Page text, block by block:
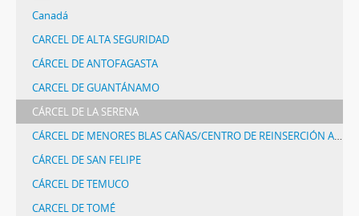
Canadá
CARCEL DE ALTA SEGURIDAD
CÁRCEL DE ANTOFAGASTA
CARCEL DE GUANTÁNAMO
CÁRCEL DE LA SERENA
CÁRCEL DE MENORES BLAS CAÑAS/CENTRO DE REINSERCIÓN ABIERTO MANUEL RODRÍGUEZ
CÁRCEL DE SAN FELIPE
CÁRCEL DE TEMUCO
CARCEL DE TOMÉ